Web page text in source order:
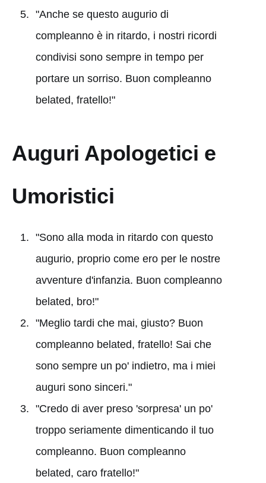
"Anche se questo augurio di
compleanno è in ritardo, i nostri ricordi
condivisi sono sempre in tempo per
portare un sorriso. Buon compleanno
belated, fratello!"
Auguri Apologetici e
Umoristici
"Sono alla moda in ritardo con questo
augurio, proprio come ero per le nostre
avventure d'infanzia. Buon compleanno
belated, bro!"
"Meglio tardi che mai, giusto? Buon
compleanno belated, fratello! Sai che
sono sempre un po' indietro, ma i miei
auguri sono sinceri."
"Credo di aver preso 'sorpresa' un po'
troppo seriamente dimenticando il tuo
compleanno. Buon compleanno
belated, caro fratello!"